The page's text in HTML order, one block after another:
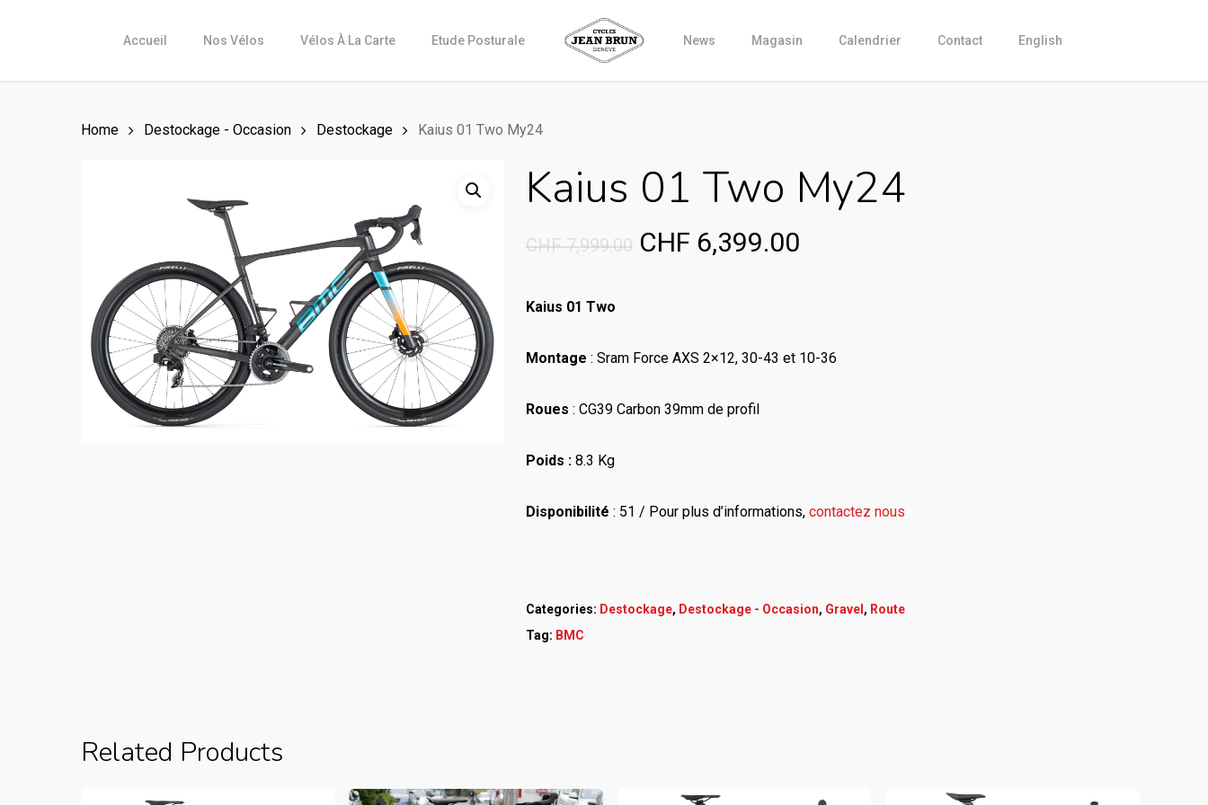
Accueil Nos Vélos Vélos À La Carte Etude Posturale News Magasin Calendrier Contact English
Home Destockage - Occasion Destockage Kaius 01 Two My24
Kaius 01 Two My24
CHF7,999.00 Original
CHF 6,399.00Current
Kaius 01 Two
Montage : Sram Force AXS 2×12, 30-43 et 10-36
Roues : CG39 Carbon 39mm de profil
Poids :8.3 Kg
Disponibilité : 51 / Pour plus d’informations, contactez nous
Categories: Destockage, Destockage - Occasion, Gravel , Route
Tag: BMC
Related Products